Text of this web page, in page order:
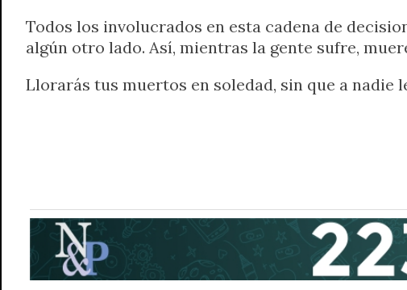
Todos los involucrados en esta cadena de
algún otro lado. Así, mientras la gente sufre,
Llorarás tus muertos en soledad, sin que a nadie